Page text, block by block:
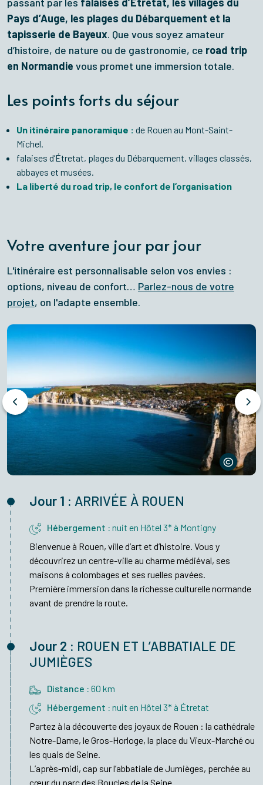
Pays d’Auge, les plages du Débarquement et la
tapisserie de Bayeux. Que vous soyez amateur
d’histoire, de nature ou de gastronomie, ce road trip
en Normandie vous promet une immersion totale.
Les points forts du séjour
Un itinéraire panoramique : de Rouen au Mont-Saint-
Michel.
falaises d’Étretat, plages du Débarquement, villages classés,
abbayes et musées.
La liberté du road trip, le confort de l’organisation
Votre aventure jour par jour
L'itinéraire est personnalisable selon vos envies :
options, niveau de confort… Parlez-nous de votre
projet, on l'adapte ensemble.
Jour 1 : ARRIVÉE À ROUEN
Hébergement : nuit en Hôtel 3* à Montigny
Bienvenue à Rouen, ville d’art et d’histoire. Vous y
découvrirez un centre-ville au charme médiéval, ses
maisons à colombages et ses ruelles pavées.
Première immersion dans la richesse culturelle normande
avant de prendre la route.
Jour 2 : ROUEN ET L’ABBATIALE DE
JUMIÈGES
Distance : 60 km
Hébergement : nuit en Hôtel 3* à Étretat
Partez à la découverte des joyaux de Rouen : la cathédrale
Notre-Dame, le Gros-Horloge, la place du Vieux-Marché ou
les quais de Seine.
L’après-midi, cap sur l’abbatiale de Jumièges, perchée au
cœur du parc des Boucles de la Seine.